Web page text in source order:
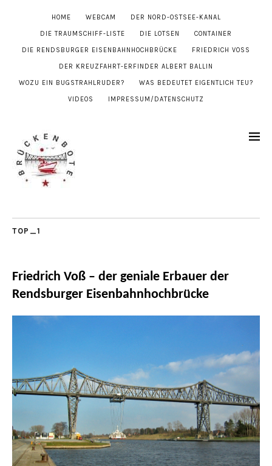
HOME WEBCAM DER NORD-OSTSEE-KANAL
DIE TRAUMSCHIFF-LISTE DIE LOTSEN CONTAINER
DIE RENDSBURGER EISENBAHNHOCHBRÜCKE FRIEDRICH VOSS
DER KREUZFAHRT-ERFINDER ALBERT BALLIN
WOZU EIN BUGSTRAHLRUDER? WAS BEDEUTET EIGENTLICH TEU?
VIDEOS IMPRESSUM/DATENSCHUTZ
TOP_1
Friedrich Voß – der geniale Erbauer der
Rendsburger Eisenbahnhochbrücke